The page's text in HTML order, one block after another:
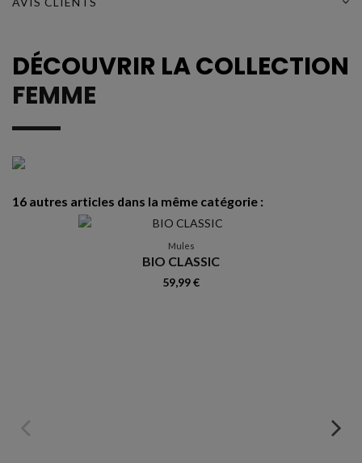
DÉCOUVRIR LA COLLECTION
FEMME
16 autres articles dans la même catégorie :
Mules
BIO CLASSIC
59,99 €